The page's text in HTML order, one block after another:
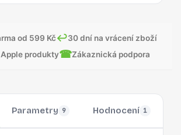
od 599 Kč↩30 dní na vrácení zboží
produkty☎Zákaznická podpora
Parametry 9 Hodnocení 1